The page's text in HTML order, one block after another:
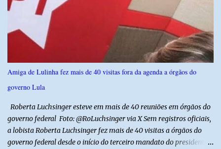
após visitar todas as cidades potiguares, dos pequenos municípios
aos maiores centros do estado. A caminhada começou em 29 de
março pelo município de Touros, Marco Zero da BR-101 e foi
concluída nesta quarta-feira depois de 129 dias entre a primeira e
a última visita. Os registros estão sendo publicados no perfil do
Instagram @167RazoesRN Ao longo do percurso, Allyson conheceu
de perto as potencialidades, as belezas, a cultura e a força do povo,
mas também ouviu os dramas e as necessidades enfrentadas pelas
Amiga de Lulinha fez mais de 40 visitas fora da agenda a órgãos do
governo Lula
Roberta Luchsinger esteve em mais de 40 reuniões em órgãos do
governo federal Foto: @RoLuchsinger via X Sem registros oficiais,
a lobista Roberta Luchsinger fez mais de 40 visitas a órgãos do
governo federal desde o início do terceiro mandato do presidente